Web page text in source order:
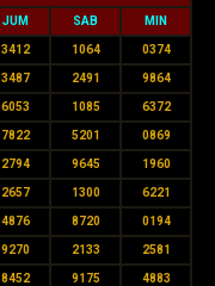
JUM SAB MIN
3412 1064 0374
3487 2491 9864
6053 1085 6372
7822 5201 0869
2794 9645 1960
2657 1300 6221
4876 8720 0194
9270 2133 2581
8452 9175 4883